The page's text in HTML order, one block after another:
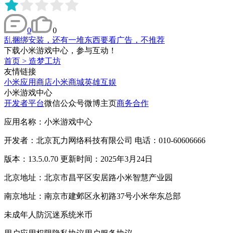
0
0
乱捆绑安装，还有一堆东西要看广告，不推荐
下载小米游戏中心，参与互动！
首页 > 造梦工坊
友情链接
小米应用商店小米商城英雄互娱
小米游戏中心
开发者平台微信公众号微博主页商务合作
应用名称：小米游戏中心
开发者：北京瓦力网络科技有限公司 电话：010-60606666
版本：13.5.0.70 更新时间：2025年3月24日
北京地址：北京市昌平区安居路小米智慧产业园
南京地址：南京市建邺区永初路37号小米华东总部
未成年人防沉迷系统米币